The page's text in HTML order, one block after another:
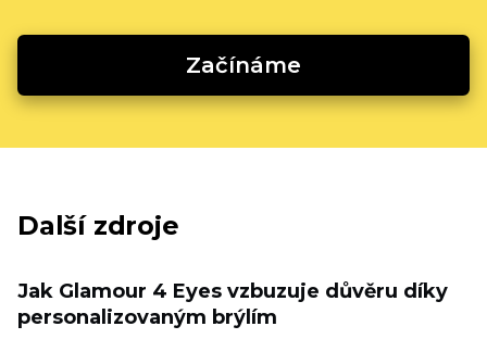
Začínáme
Další zdroje
Jak Glamour 4 Eyes vzbuzuje důvěru díky
personalizovaným brýlím